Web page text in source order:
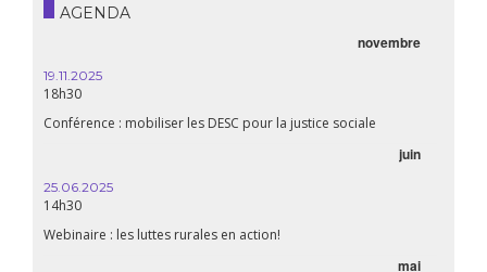
AGENDA
novembre
19.11.2025
18h30
Conférence : mobiliser les DESC pour la justice sociale
juin
25.06.2025
14h30
Webinaire : les luttes rurales en action!
mai